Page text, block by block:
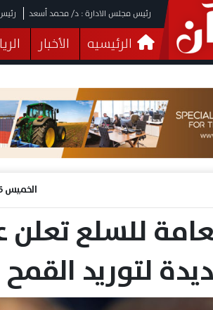
رئيس مجلس الادارة : د/ محمد أسعد
الرئيسيه الأخبار
فيديوهات
البرلمان
الخميس 16 مارس 2023 | 12:05 ص
للسلع
لتوريد القمح